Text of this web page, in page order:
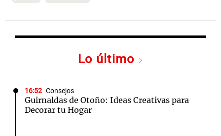
Lo último
16:52 Consejos
Guirnaldas de Otoño: Ideas Creativas para
Decorar tu Hogar